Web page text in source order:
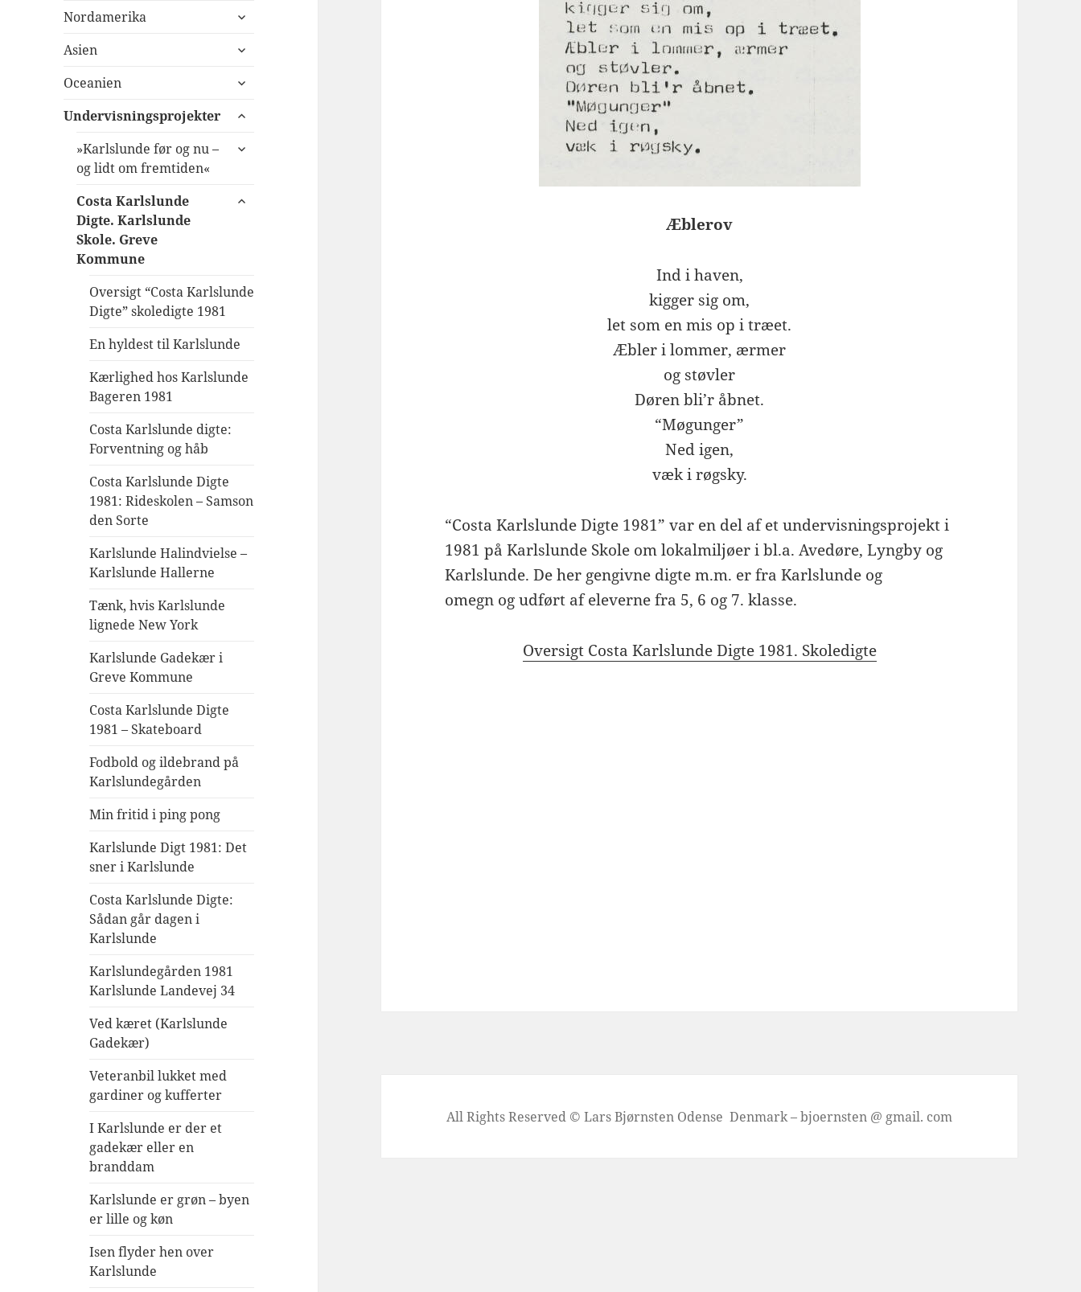
Nordamerika
udvid
Asien
udvid
Oceanien
udvid
Undervisningsprojekter
udvid
»Karlslunde før og nu –
og lidt om fremtiden«
udvid
Costa Karlslunde
Digte. Karlslunde
Skole. Greve
Kommune
udvid
Oversigt “Costa Karlslunde
Digte” skoledigte 1981
En hyldest til Karlslunde
Kærlighed hos Karlslunde
Bageren 1981
Costa Karlslunde digte:
Forventning og håb
Costa Karlslunde Digte
1981: Rideskolen – Samson
den Sorte
Karlslunde Halindvielse –
Karlslunde Hallerne
Tænk, hvis Karlslunde
lignede New York
Karlslunde Gadekær i
Greve Kommune
Costa Karlslunde Digte
1981 – Skateboard
Fodbold og ildebrand på
Karlslundegården
Min fritid i ping pong
Karlslunde Digt 1981: Det
sner i Karlslunde
Costa Karlslunde Digte:
Sådan går dagen i
Karlslunde
Karlslundegården 1981
Karlslunde Landevej 34
Ved kæret (Karlslunde
Gadekær)
Veteranbil lukket med
gardiner og kufferter
I Karlslunde er der et
gadekær eller en
branddam
Karlslunde er grøn – byen
er lille og køn
Isen flyder hen over
Karlslunde
Æblerov
Ind i haven,
kigger sig om,
let som en mis op i træet.
Æbler i lommer, ærmer
og støvler
Døren bli’r åbnet.
“Møgunger”
Ned igen,
væk i røgsky.
“Costa Karlslunde Digte 1981” var en del af et undervisningsprojekt i
1981 på Karlslunde Skole om lokalmiljøer i bl.a. Avedøre, Lyngby og
Karlslunde. De her gengivne digte m.m. er fra Karlslunde og
omegn og udført af eleverne fra 5, 6 og 7. klasse.
Oversigt Costa Karlslunde Digte 1981. Skoledigte
All Rights Reserved © Lars Bjørnsten Odense Denmark – bjoernsten @ gmail. com